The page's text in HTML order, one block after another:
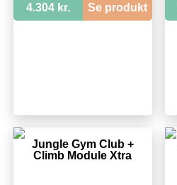
4.304 kr. Se produkt
Jungle Gym Club +
Climb Module Xtra